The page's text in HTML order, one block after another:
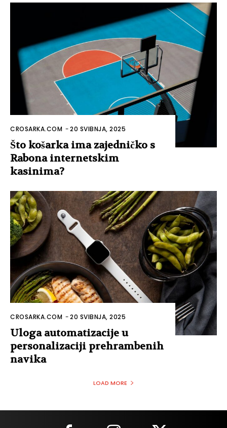
CROSARKA.COM -20 SVIBNJA, 2025
Što košarka ima zajedničko s
Rabona internetskim
kasinima?
CROSARKA.COM -20 SVIBNJA, 2025
Uloga automatizacije u
personalizaciji prehrambenih
navika
LOAD MORE